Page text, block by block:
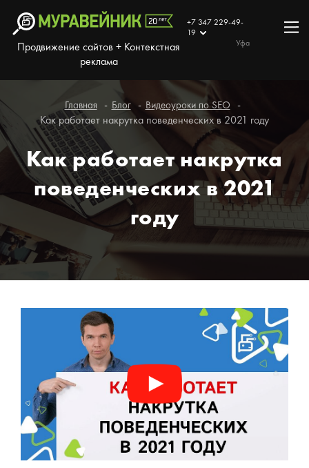
Продвижение сайтов + Контекстная
реклама
+7 347 229-49-
19
Уфа
Главная Блог Видеоуроки по SEO
Как работает накрутка поведенческих в 2021 году
Как работает накрутка
поведенческих в 2021
году